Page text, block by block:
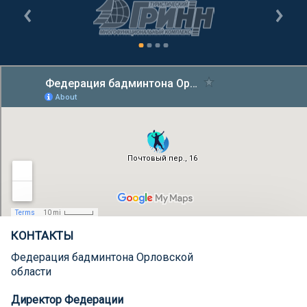
КОНТАКТЫ
Федерация бадминтона Орловской
области
Директор Федерации